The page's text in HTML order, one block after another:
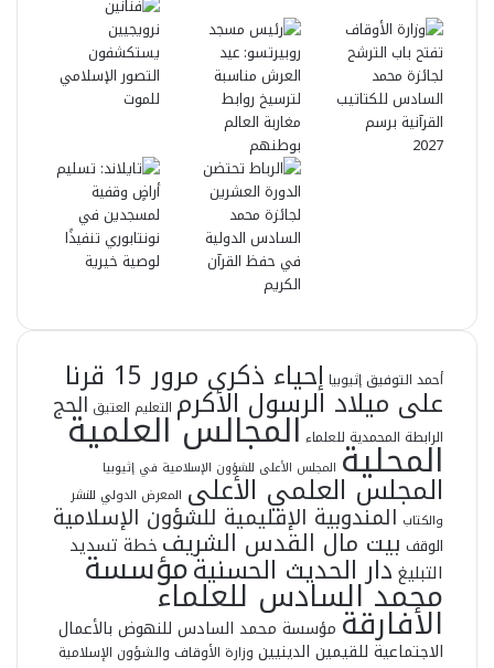
أحمد التوفيق إثيوبيا إحياء ذكرى مرور 15 قرنا
على ميلاد الرسول الأكرم التعليم العتيق الحج
الرابطة المحمدية للعلماءالمجالس العلمية المحلية المجلس الأعلى للشؤون الإسلامية في إثيوبيا
المجلس العلمي الأعلى المعرض الدولي للنشر
والكتاب المندوبية الإقليمية للشؤون الإسلامية
الوقف بيت مال القدس الشريفخطة تسديد
التبليغدار الحديث الحسنيةمؤسسةمحمد السادس للعلماء
الأفارقةمؤسسة محمد السادس للنهوض بالأعمال
الاجتماعية للقيمين الدينيين وزارة الأوقاف والشؤون الإسلامية